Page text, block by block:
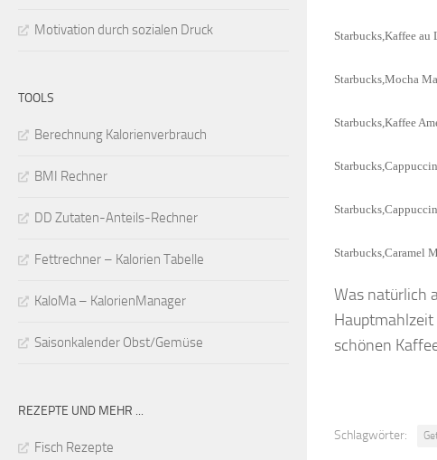
Starbucks,Kaffee
Starbucks,Mocha
Starbucks,Kaffee
Starbucks,Caramel
Was natürlich
schönen
Schlagwörter:
Motivation durch sozialen Druck
TOOLS
Berechnung Kalorienverbrauch
BMI Rechner
DD Zutaten-Anteils-Rechner
Fettrechner – Kalorien Tabelle
KaloMa – KalorienManager
Saisonkalender Obst/Gemüse
REZEPTE UND MEHR ...
Fisch Rezepte